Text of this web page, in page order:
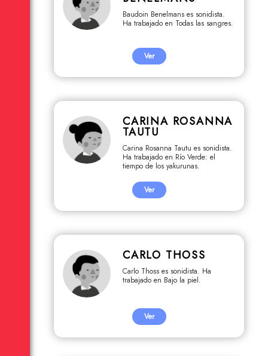
Baudoin Benelmans es sonidista.
Ha trabajado en Todas las sangres.
Ver
CARINA ROSANNA
TAUTU
Carina Rosanna Tautu es sonidista.
Ha trabajado en Río Verde: el
tiempo de los yakurunas.
Ver
CARLO THOSS
Carlo Thoss es sonidista. Ha
trabajado en Bajo la piel.
Ver